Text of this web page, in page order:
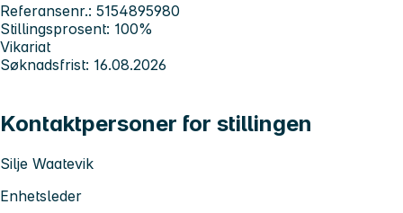
Referansenr.: 5154895980
Stillingsprosent: 100%
Vikariat
Søknadsfrist: 16.08.2026
Kontaktpersoner for stillingen
Silje Waatevik
Enhetsleder